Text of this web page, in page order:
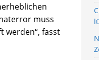
muss
werden“, fasst